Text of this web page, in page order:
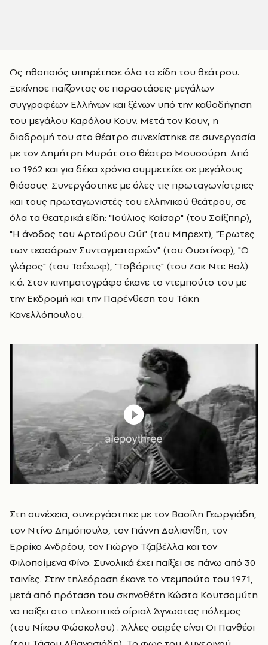
Ως ηθοποιός υπηρέτησε όλα τα είδη του θεάτρου.
Ξεκίνησε παίζοντας σε παραστάσεις μεγάλων
συγγραφέων Ελλήνων και ξένων υπό την καθοδήγηση
του μεγάλου Καρόλου Κουν. Μετά τον Κουν, η
διαδρομή του στο θέατρο συνεχίστηκε σε συνεργασία
με τον Δημήτρη Μυράτ στο θέατρο Μουσούρη. Από
το 1962 και για δέκα χρόνια συμμετείχε σε μεγάλους
θιάσους. Συνεργάστηκε με όλες τις πρωταγωνίστριες
και τους πρωταγωνιστές του ελληνικού θεάτρου, σε
όλα τα θεατρικά είδη: "Ιούλιος Καίσαρ" (του Σαίξπηρ),
"Η άνοδος του Αρτούρου Ούι" (του Μπρεχτ), "Έρωτες
των τεσσάρων Συνταγματαρχών" (του Ουστίνοφ), "Ο
γλάρος" (του Τσέχωφ), "Τοβάριτς" (του Ζακ Ντε Βαλ)
κ.ά. Στον κινηματογράφο έκανε το ντεμπούτο του με
την Εκδρομή και την Παρένθεση του Τάκη
Κανελλόπουλου.
Στη συνέχεια, συνεργάστηκε με τον Βασίλη Γεωργιάδη,
τον Ντίνο Δημόπουλο, τον Γιάννη Δαλιανίδη, τον
Ερρίκο Ανδρέου, τον Γιώργο Τζαβέλλα και τον
Φιλοποίμενα Φίνο. Συνολικά έχει παίξει σε πάνω από 30
ταινίες. Στην τηλεόραση έκανε το ντεμπούτο του 1971,
μετά από πρόταση του σκηνοθέτη Κώστα Κουτσομύτη
να παίξει στο τηλεοπτικό σίριαλ Άγνωστος πόλεμος
(του Νίκου Φώσκολου) . Άλλες σειρές είναι Οι Πανθέοι